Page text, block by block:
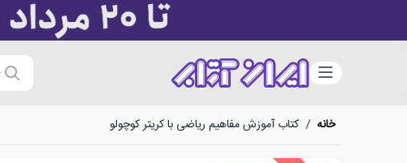
دسته‌بندی
خانه / کتاب آموزش مفاهیم ریاضی با کریتر کوچولو